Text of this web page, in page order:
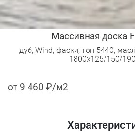
Массивная доска
дуб, Wind, фаски, тон 5440,
1800х125/150/
от 9 460 ₽/м2